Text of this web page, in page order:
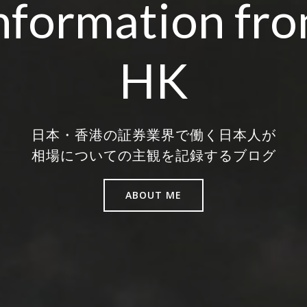
HK
日本・香港の証券業界で働く日本人が
相場についての主観を記録するブログ
ABOUT ME